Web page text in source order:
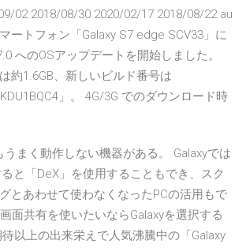
02 2018/08/30 2020/02/17 2018/08/22 au
ートフォン「Galaxy S7 edge SCV33」に
へのOSアップデートを開始しました。
約1.6GB、新しいビルド番号は
」。 4G/3G でのダウンロード時
うまく動作しない機器がある。 Galaxyでは
と「DeX」を使用することもでき、スク
とあわせて使わなくなったPCの活用もで
面共有を使いたいならGalaxyを選択する
以上の出来栄えで人気沸騰中の「Galaxy